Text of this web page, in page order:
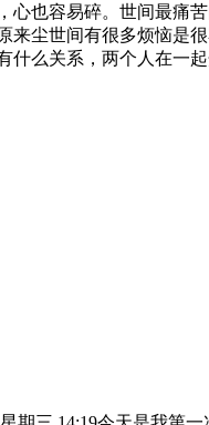
心也容易碎。世间最
尘世间有很多烦恼
么关系，两个人在一